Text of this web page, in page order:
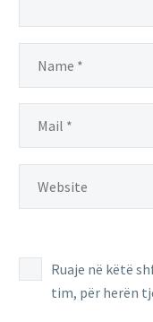
Ruaje në këtë
tim, për herën